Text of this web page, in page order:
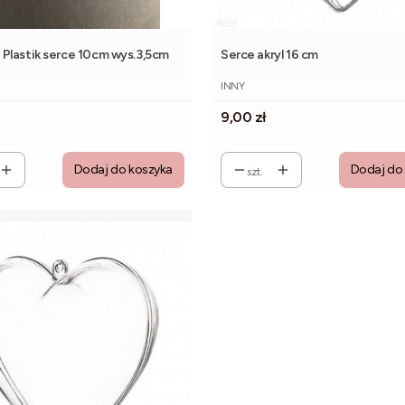
Plastik serce 10cm wys.3,5cm
Dodaj do koszyka
Serce akryl 16 cm
PRODUCENT
INNY
Cena
9,00 zł
szt. Dodaj do